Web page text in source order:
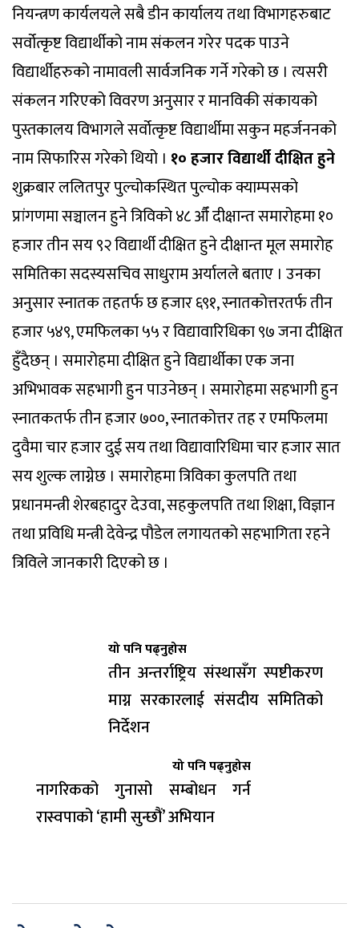
नियन्त्रण कार्यलयले सबै डीन कार्यालय तथा विभागहरुबाट
सर्वोत्कृष्ट विद्यार्थीको नाम संकलन गरेर पदक पाउने
विद्यार्थीहरुको नामावली सार्वजनिक गर्ने गरेको छ । त्यसरी
संकलन गरिएको विवरण अनुसार र मानविकी संकायको
पुस्तकालय विभागले सर्वोत्कृष्ट विद्यार्थीमा सकुन महर्जननको
नाम सिफारिस गरेको थियो । १० हजार विद्यार्थी दीक्षित हुने
शुक्रबार ललितपुर पुल्चोकस्थित पुल्चोक क्याम्पसको
प्रांगणमा सञ्चालन हुने त्रिविको ४८ औँ दीक्षान्त समारोहमा १०
हजार तीन सय ९२ विद्यार्थी दीक्षित हुने दीक्षान्त मूल समारोह
समितिका सदस्यसचिव साधुराम अर्यालले बताए । उनका
अनुसार स्नातक तहतर्फ छ हजार ६९१, स्नातकोत्तरतर्फ तीन
हजार ५४९, एमफिलका ५५ र विद्यावारिधिका ९७ जना दीक्षित
हुँदैछन् । समारोहमा दीक्षित हुने विद्यार्थीका एक जना
अभिभावक सहभागी हुन पाउनेछन् । समारोहमा सहभागी हुन
स्नातकतर्फ तीन हजार ७००, स्नातकोत्तर तह र एमफिलमा
दुवैमा चार हजार दुई सय तथा विद्यावारिधिमा चार हजार सात
सय शुल्क लाग्नेछ । समारोहमा त्रिविका कुलपति तथा
प्रधानमन्त्री शेरबहादुर देउवा, सहकुलपति तथा शिक्षा, विज्ञान
तथा प्रविधि मन्त्री देवेन्द्र पौडेल लगायतको सहभागिता रहने
त्रिविले जानकारी दिएको छ ।
यो पनि पढ्नुहोस
तीन अन्तर्राष्ट्रिय संस्थासँग स्पष्टीकरण
माग्न सरकारलाई संसदीय समितिको
निर्देशन
यो पनि पढ्नुहोस
नागरिकको गुनासो सम्बोधन गर्न
रास्वपाको ‘हामी सुन्छौं’ अभियान